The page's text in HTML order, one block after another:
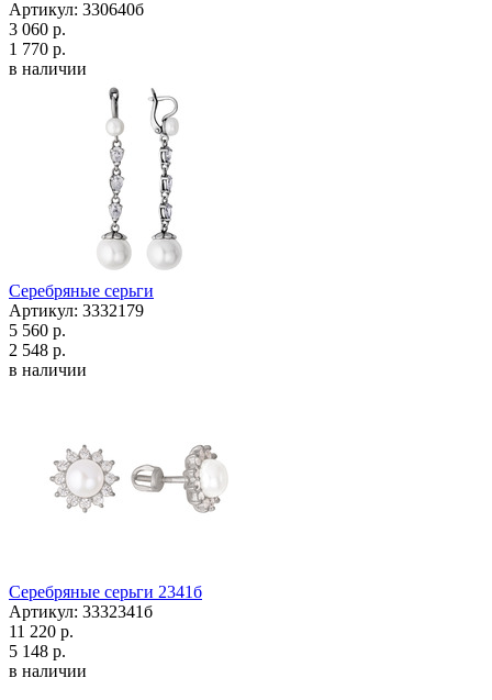
Артикул: 330640б
3 060 р.
1 770 р.
в наличии
Серебряные серьги
Артикул: 3332179
5 560 р.
2 548 р.
в наличии
Серебряные серьги 2341б
Артикул: 3332341б
11 220 р.
5 148 р.
в наличии